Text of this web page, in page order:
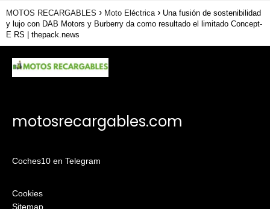
MOTOS RECARGABLES Moto Eléctrica
Una fusión de sostenibilidad
y lujo con DAB Motors y Burberry da como resultado el limitado Concept-
E RS | thepack.news
motosrecargables.com
Coches10 en Telegram
Cookies
Sitemap